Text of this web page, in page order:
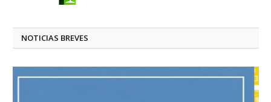
NOTICIAS BREVES